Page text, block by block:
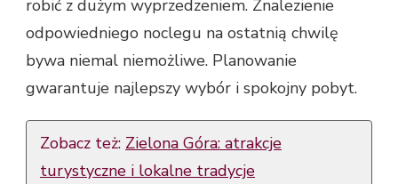
robić z dużym wyprzedzeniem. Znalezienie
odpowiedniego noclegu na ostatnią chwilę
bywa niemal niemożliwe. Planowanie
gwarantuje najlepszy wybór i spokojny pobyt.
Zobacz też: Zielona Góra: atrakcje
turystyczne i lokalne tradycje